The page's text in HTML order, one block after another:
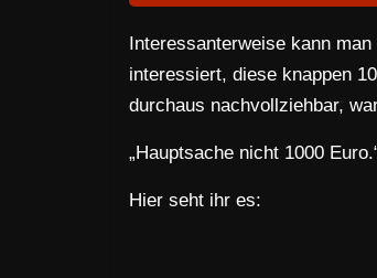
Interessanterweise kann
interessiert, diese knappen
durchaus nachvollziehbar,
„Hauptsache nicht 1000
Hier seht ihr es: